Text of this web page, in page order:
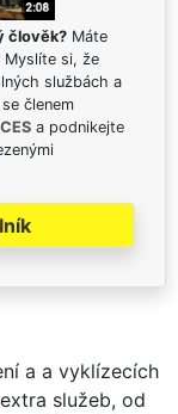
člověk? Máte
Myslíte si, že
službách a
členem
a podnikejte
a a vyklízecích
služeb, od